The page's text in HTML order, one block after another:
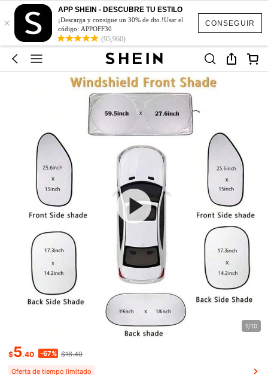
CONSEGUIR
×
APP SHEIN - DESCUBRE TU ESTILO
¡Descarga y consigue un 30% de dto.!Usar el
código: APPOFF30
(95,960)
1/10
$5.40 -67% $16.40
Oferta de tiempo limitado